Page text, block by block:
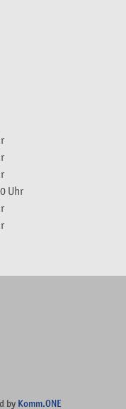
Uhr
by Komm.ONE